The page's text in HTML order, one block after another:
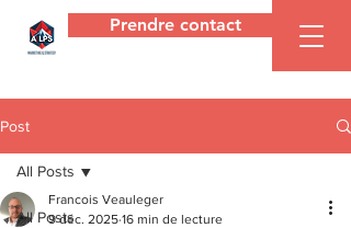
AgenceALPS
Prendre contact
Post
All Posts
All Posts
Francois Veauleger
9 déc. 2025 16 min de lecture